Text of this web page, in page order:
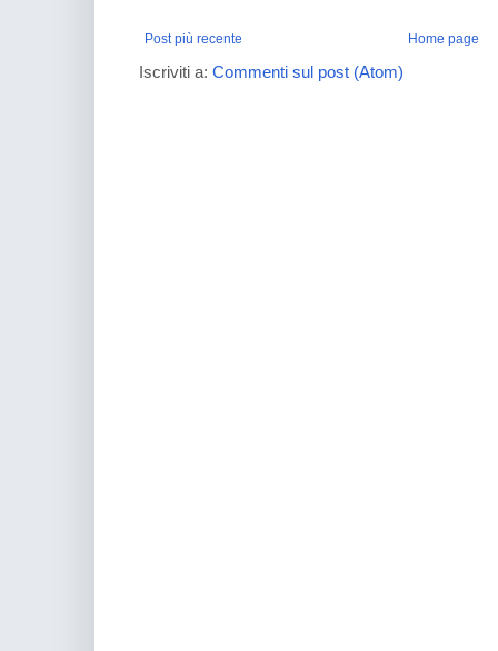
Post più recente Home page
Iscriviti a: Commenti sul post (Atom)